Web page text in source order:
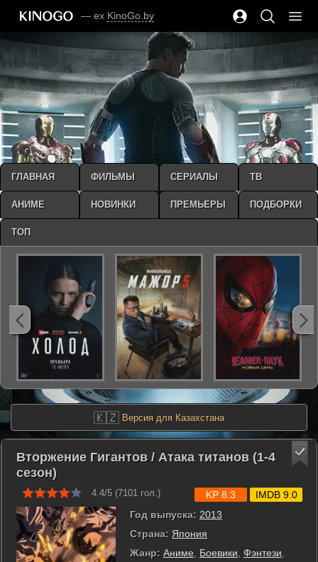
— ex KinoGo.by
🇰🇿 Версия для Казахстана
Вторжение Гигантов / Атака титанов (1-4
сезон)
4.4/5 (7101 гол.)
Год выпуска: 2013
Страна: Япония
Жанр: Аниме Боевики Фэнтези
KP 8.3 IMDB 9.0
ГЛАВНАЯ ФИЛЬМЫ СЕРИАЛЫ ТВ
АНИМЕ НОВИНКИ ПРЕМЬЕРЫ ПОДБОРКИ
ТОП